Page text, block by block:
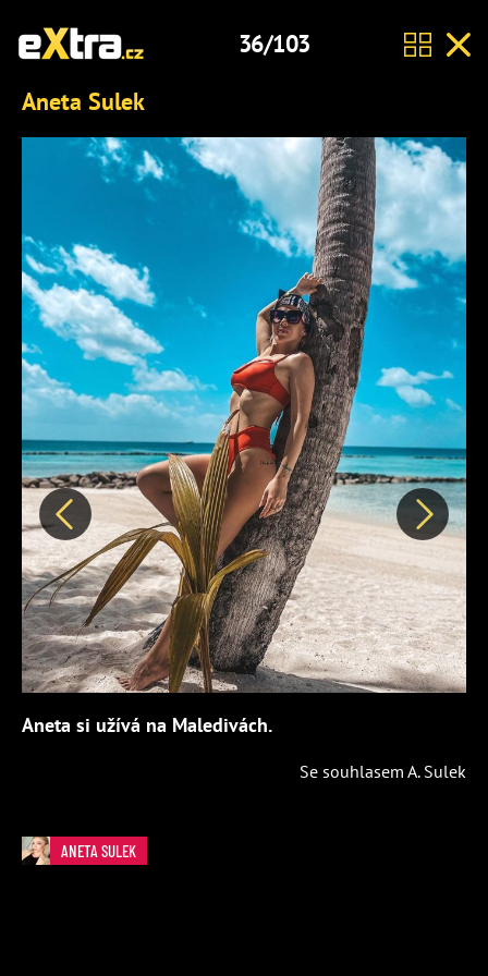
36/103
Aneta Sulek
Předchozí Další
Aneta si užívá na Maledivách.
Se souhlasem A. Sulek
ANETA SULEK